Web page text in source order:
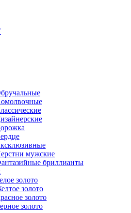
мужские
бриллианты
золото
золото
золото
золото